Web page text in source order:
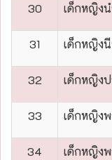
30 เด็กหญิง
31 เด็กหญิง
32 เด็กหญิง
33 เด็กหญิง
34 เด็กหญิง